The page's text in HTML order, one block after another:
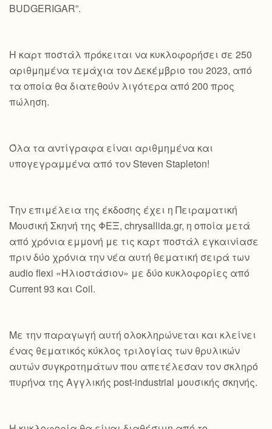
BUDGERIGAR”.
Η καρτ ποστάλ πρόκειται να κυκλοφορήσει σε 250
αριθμημένα τεμάχια τον Δεκέμβριο του 2023, από
τα οποία θα διατεθούν λιγότερα από 200 προς
πώληση.
Όλα τα αντίγραφα είναι αριθμημένα και
υπογεγραμμένα από τον Steven Stapleton!
Την επιμέλεια της έκδοσης έχει η Πειραματική
Μουσική Σκηνή της ΦΕΞ, chrysallida.gr, η οποία μετά
από χρόνια εμμονή με τις καρτ ποστάλ εγκαινίασε
πριν δύο χρόνια την νέα αυτή θεματική σειρά των
audio flexi «Ηλιοστάσιον» με δύο κυκλοφορίες από
Current 93 και Coil.
Με την παραγωγή αυτή ολοκληρώνεται και κλείνει
ένας θεματικός κύκλος τριλογίας των θρυλικών
αυτών συγκροτημάτων που απετέλεσαν τον σκληρό
πυρήνα της Αγγλικής post-industrial μουσικής σκηνής.